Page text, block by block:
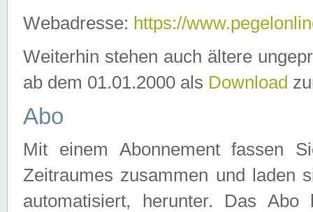
Webadresse: https://
Weiterhin stehen auch ältere
ab dem 01.01.2000 als Download
Abo
Mit einem Abonnement fassen
Zeitraumes zusammen und laden
automatisiert, herunter. Das